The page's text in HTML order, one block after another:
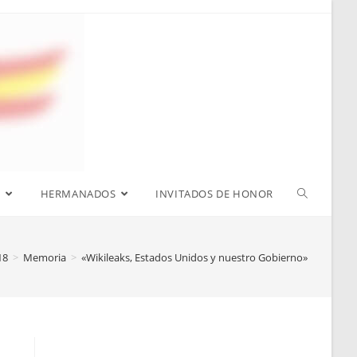
HERMANADOS INVITADOS DE HONOR
> Memoria > «Wikileaks, Estados Unidos y nuestro Gobierno»